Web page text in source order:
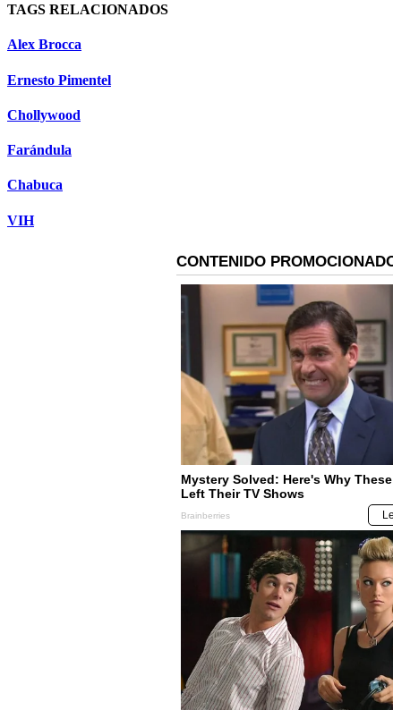
TAGS RELACIONADOS
Alex Brocca
Ernesto Pimentel
Chollywood
Farándula
Chabuca
VIH